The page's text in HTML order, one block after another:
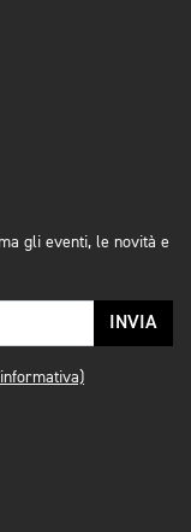
gli eventi, le novità e
INVIA